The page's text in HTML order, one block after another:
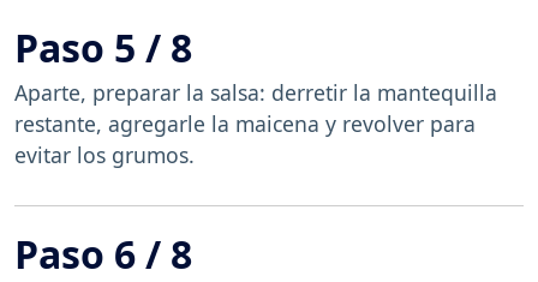
Paso 5 / 8
Aparte, preparar la salsa: derretir la mantequilla
restante, agregarle la maicena y revolver para
evitar los grumos.
Paso 6 / 8